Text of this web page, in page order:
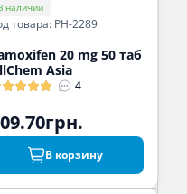
наличии
товара: PH-2289
20 mg 50 таб
Asia
4
В корзину